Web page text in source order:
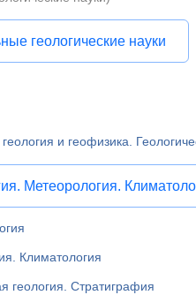
геологические науки
и геофизика.
Метеорология.
Климатология
геология. Стратиграфия